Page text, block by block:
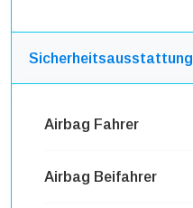
Sicherheitsausstattung
Airbag Fahrer
Airbag Beifahrer